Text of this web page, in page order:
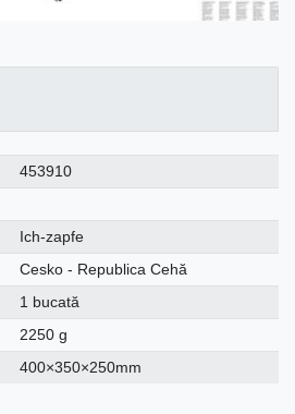
453910
Ich-zapfe
Cesko - Republica Cehă
1 bucată
2250 g
400×350×250mm